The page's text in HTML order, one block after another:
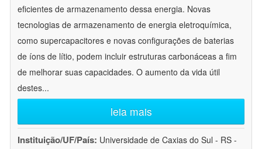
eficientes de armazenamento dessa energia. Novas
tecnologias de armazenamento de energia eletroquímica,
como supercapacitores e novas configurações de baterias
de íons de lítio, podem incluir estruturas carbonáceas a fim
de melhorar suas capacidades. O aumento da vida útil
destes...
leia mais
Instituição/UF/País: Universidade de Caxias do Sul - RS -